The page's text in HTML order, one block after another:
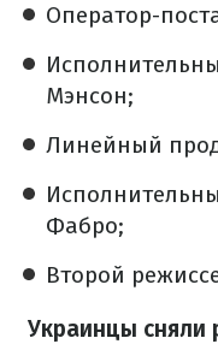
Оператор-
Мэнсон;
Линейный
Фабро;
Второй
Украинцы сняли